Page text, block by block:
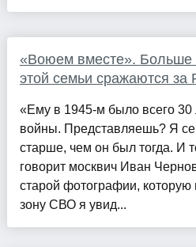
«Воюем вместе». Больше
этой семьи сражаются за
«Ему в 1945-м было всего 30
войны. Представляешь? Я
старше, чем он был тогда. И
говорит москвич Иван
старой фотографии, которую
зону СВО я увид...